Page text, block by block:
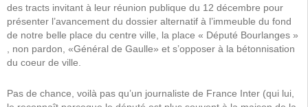
des tracts invitant à leur réunion publique du 12 décembre pour
présenter l’avancement du dossier alternatif à l’immeuble du fond
de notre belle place du centre ville, la place « Député Bourlanges »
, non pardon, «Général de Gaulle» et s’opposer à la bétonnisation
du coeur de ville.
Pas de chance, voilà pas qu’un journaliste de France Inter (qui lui,